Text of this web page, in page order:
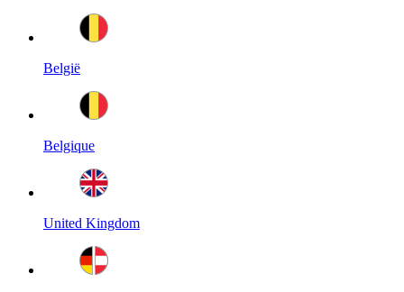
België
Belgique
United Kingdom